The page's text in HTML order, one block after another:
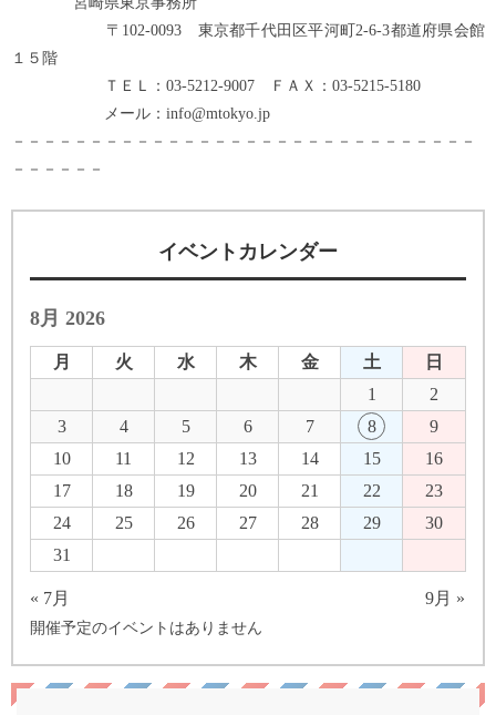
〒102-0093 東京都千代田区平河町2-6-3都道府県会館
１５階
ＴＥＬ：03-5212-9007 ＦＡＸ：03-5215-5180
メール：info@mtokyo.jp
－－－－－－－－－－－－－－－－－－－－－－－－－－－－－－
－－－－－－
イベントカレンダー
8月 2026
月 火 水 木 金 土
日
1
2
3
4 5 6 7 8
9
10
11 12 13 14 15
16
17
18 19 20 21 22
23
24
25 26 27 28 29
30
31
« 7月 9月 »
開催予定のイベントはありません